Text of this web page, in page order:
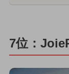
7位：